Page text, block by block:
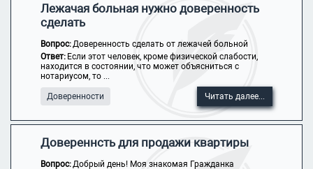
Лежачая больная нужно доверенность
сделать
Вопрос:Доверенность сделать от лежачей больной
Ответ: Если этот человек, кроме физической слабости,
находится в состоянии, что может объясниться с
нотариусом, то ...
Доверенности Читать далее...
Довереннсть для продажи квартиры
Вопрос:Добрый день! Моя знакомая Гражданка